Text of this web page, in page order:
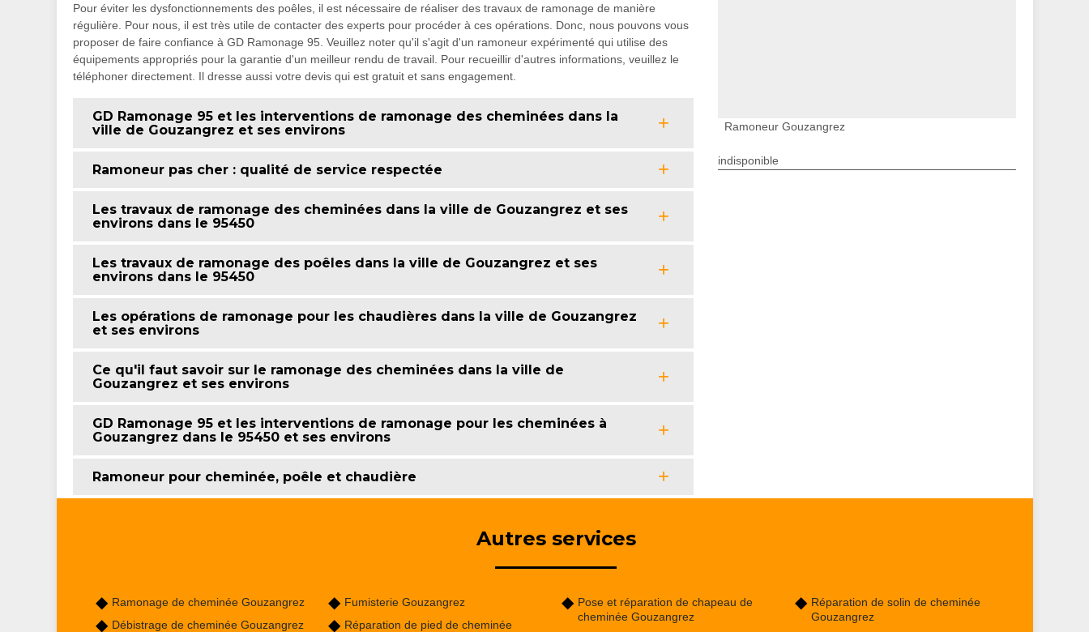
Pour éviter les dysfonctionnements des poêles, il est nécessaire de réaliser des travaux de ramonage de manière
régulière. Pour nous, il est très utile de contacter des experts pour procéder à ces opérations. Donc, nous pouvons vous
proposer de faire confiance à GD Ramonage 95. Veuillez noter qu'il s'agit d'un ramoneur expérimenté qui utilise des
équipements appropriés pour la garantie d'un meilleur rendu de travail. Pour recueillir d'autres informations, veuillez le
téléphoner directement. Il dresse aussi votre devis qui est gratuit et sans engagement.
GD Ramonage 95 et les interventions de ramonage des cheminées dans la
ville de Gouzangrez et ses environs
Ramoneur pas cher : qualité de service respectée
Les travaux de ramonage des cheminées dans la ville de Gouzangrez et ses
environs dans le 95450
Les travaux de ramonage des poêles dans la ville de Gouzangrez et ses
environs dans le 95450
Les opérations de ramonage pour les chaudières dans la ville de Gouzangrez
et ses environs
Ce qu'il faut savoir sur le ramonage des cheminées dans la ville de
Gouzangrez et ses environs
GD Ramonage 95 et les interventions de ramonage pour les cheminées à
Gouzangrez dans le 95450 et ses environs
Ramoneur pour cheminée, poêle et chaudière
Ramoneur Gouzangrez
indisponible
Autres services
Ramonage de cheminée Gouzangrez
Débistrage de cheminée Gouzangrez
Fumisterie Gouzangrez
Réparation de pied de cheminée
Pose et réparation de chapeau de
cheminée Gouzangrez
Réparation de solin de cheminée
Gouzangrez